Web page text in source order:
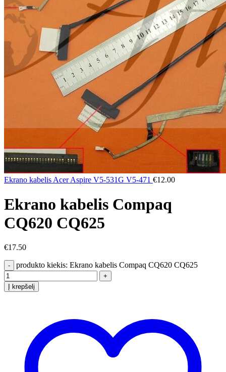
Ekrano kabelis Acer Aspire V5-531G V5-471 €12.00
Ekrano kabelis Compaq
CQ620 CQ625
€17.50
produkto kiekis: Ekrano kabelis Compaq CQ620 CQ625
Į krepšelį